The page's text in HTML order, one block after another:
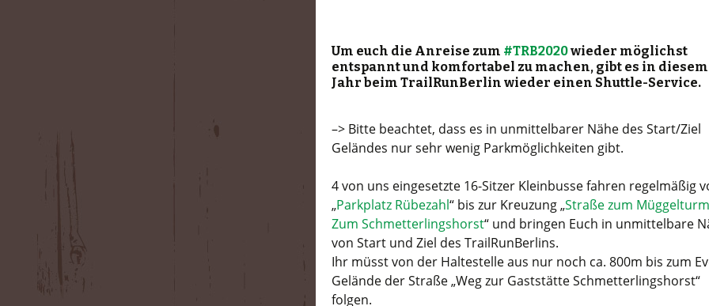
Um euch die Anreise zum #TRB2020wieder möglichst
entspannt und komfortabel zu machen, gibt es in diesem
Jahr beim TrailRunBerlin wieder einen Shuttle-Service.
–> Bitte beachtet, dass es in unmittelbarer Nähe des Start/Ziel
Geländes nur sehr wenig Parkmöglichkeiten gibt.
4 von uns eingesetzte 16-Sitzer Kleinbusse fahren regelmäßig
„Parkplatz Rübezahl“ bis zur Kreuzung „Straße zum
Zum Schmetterlingshorst“ und bringen Euch in unmittelbare
von Start und Ziel des TrailRunBerlins.
Ihr müsst von der Haltestelle aus nur noch ca. 800m bis zum
Gelände der Straße „Weg zur Gaststätte Schmetterlingshorst“
folgen.